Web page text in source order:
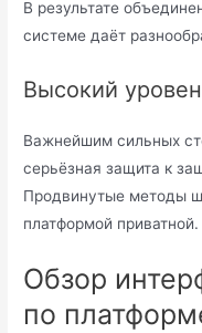
В результате
системе даёт
Высокий
Важнейшим сильных
серьёзная защита к
Продвинутые методы
платформой приватной.
Обзор
по